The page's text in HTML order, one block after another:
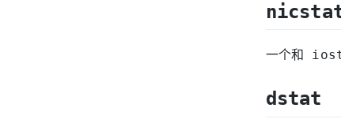
一个和
dstat